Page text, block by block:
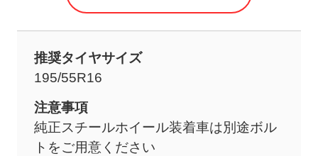
推奨タイヤサイズ
195/55R16
注意事項
純正スチールホイール装着車は別途ボル
トをご用意ください